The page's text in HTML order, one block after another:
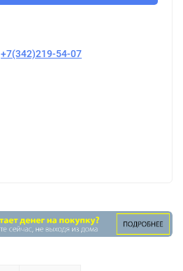
+7(342)219-54-07